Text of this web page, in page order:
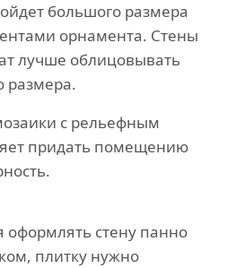
большого размера
орнамента. Стены
лучше облицовывать
размера.
с рельефным
придать помещению
оформлять стену панно
плитку нужно